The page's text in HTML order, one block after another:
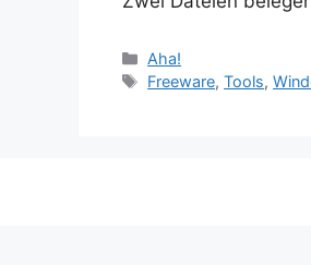
Kategorien
Aha!
Schlagwörter
Freeware,Tools,